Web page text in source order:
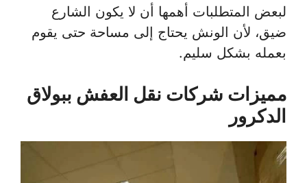
لبعض المتطلبات أهمها أن لا يكون الشارع
ضيق، لأن الونش يحتاج إلى مساحة حتى يقوم
بعمله بشكل سليم.
مميزات شركات نقل العفش ببولاق
الدكرور